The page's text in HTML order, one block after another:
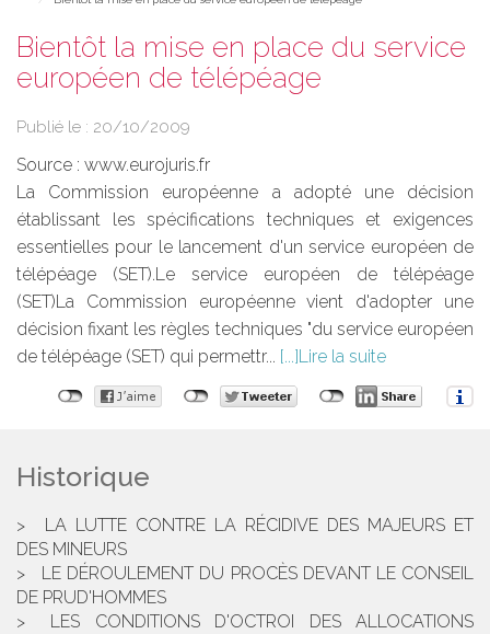
Bientôt la mise en place du service
européen de télépéage
Publié le : 20/10/2009
Source : www.eurojuris.fr
La Commission européenne a adopté une décision
établissant les spécifications techniques et exigences
essentielles pour le lancement d'un service européen de
télépéage (SET).Le service européen de télépéage
(SET)La Commission européenne vient d'adopter une
décision fixant les règles techniques "du service européen
de télépéage (SET) qui permettr...
Lire la suite
Historique
LA LUTTE CONTRE LA RÉCIDIVE DES MAJEURS ET
DES MINEURS
LE DÉROULEMENT DU PROCÈS DEVANT LE CONSEIL
DE PRUD'HOMMES
LES CONDITIONS D'OCTROI DES ALLOCATIONS